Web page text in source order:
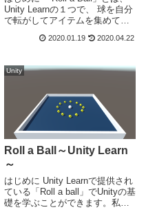
Unity Learnの１つで、 球を自分
で転がしてアイテムを集めて得
「Roll-a-Ball」 のカメラの動作
は、こちらのゲーム...
2020.01.19 2020.04.22
Unity
Roll a Ball～Unity Learn
～
はじめに Unity Learnで提供され
ている「Roll a ball」でUnityの基
礎を学ぶことができます。私